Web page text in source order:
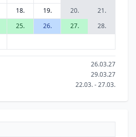
18. 19. 20.
21.
25. 26. 27.
28.
26.03.27
29.03.27
22.03. - 27.03.